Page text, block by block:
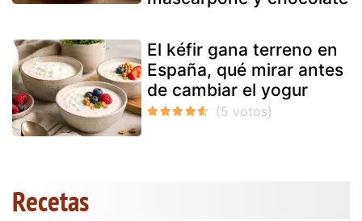
El kéfir gana terreno en
España, qué mirar antes
de cambiar el yogur
Recetas